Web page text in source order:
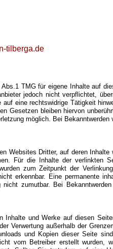
tilberga.de
TMG für eigene Inhalte auf
jedoch nicht verpflichtet,
eine rechtswidrige Tätigkeit
Gesetzen bleiben hiervon
möglich. Bei
Websites Dritter, auf deren
Für die Inhalte der verlinkten
zum Zeitpunkt der
erkennbar. Eine permanente
zumutbar. Bei
Inhalte und Werke auf diesen
Verwertung außerhalb der
und Kopien dieser Seite
vom Betreiber erstellt wurden,